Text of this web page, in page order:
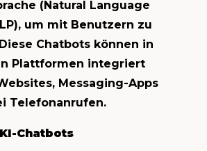
(Natural Language
um mit Benutzern zu
Chatbots können in
Plattformen integriert
Messaging-Apps
Telefonanrufen.
Chatbots